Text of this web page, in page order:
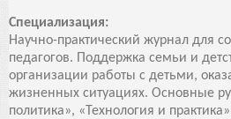
Специализация:
Научно-практический журнал для
педагогов. Поддержка семьи и
организации работы с детьми,
жизненных ситуациях. Основные
политика», «Технология и